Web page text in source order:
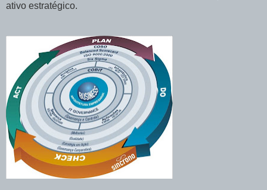
ativo estratégico.